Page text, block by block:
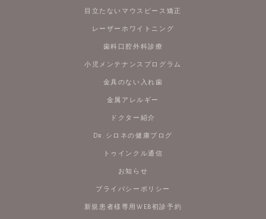
目立たないマウスピース矯正
レーザーホワイトニング
歯科口腔外科診療
小児メンテナンスプログラム
金具のない入れ歯
金属アレルギー
ドクター紹介
Dr.シロネの健康ブログ
トゥインクル通信
お知らせ
プライバシーポリシー
新規患者様専用WEB初診予約